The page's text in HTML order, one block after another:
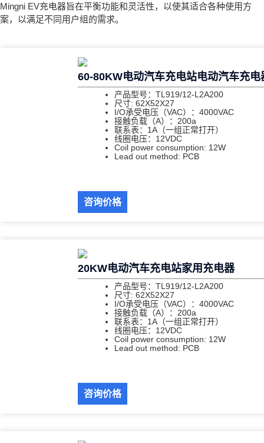
Mingni EV充电器旨在平衡功能和灵活性，以使其适合各种使用方
案，以满足不同用户组的需求。
60-80KW电动汽车充电站电动汽车充电
产品型号：TL919/12-L2A200
尺寸: 62X52X27
I/O承受电压（VAC）：4000VAC
接触负载（A）：200a
联系表：1A（一组正常打开）
线圈电压：12VDC
Coil power consumption: 12W
Lead out method: PCB
咨询价格
20KW电动汽车充电站家用充电器
产品型号：TL919/12-L2A200
尺寸: 62X52X27
I/O承受电压（VAC）：4000VAC
接触负载（A）：200a
联系表：1A（一组正常打开）
线圈电压：12VDC
Coil power consumption: 12W
Lead out method: PCB
咨询价格